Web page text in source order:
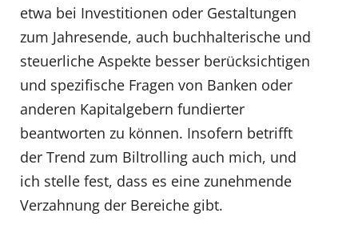
etwa bei Investitionen oder Gestaltungen
zum Jahresende, auch buchhalterische und
steuerliche Aspekte besser berücksichtigen
und spezifische Fragen von Banken oder
anderen Kapitalgebern fundierter
beantworten zu können. Insofern betrifft
der Trend zum Biltrolling auch mich, und
ich stelle fest, dass es eine zunehmende
Verzahnung der Bereiche gibt.